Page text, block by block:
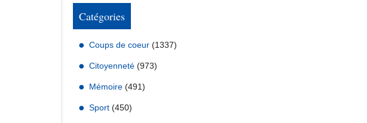
Catégories
Coups de coeur (1337)
Citoyenneté (973)
Mémoire (491)
Sport (450)